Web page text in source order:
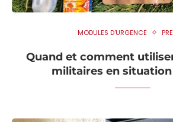
MODULES D'URGENCE
Quand et comment
militaires en situation